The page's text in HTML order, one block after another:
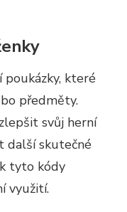
které
předměty.
svůj herní
další skutečné
tyto kódy
využití.